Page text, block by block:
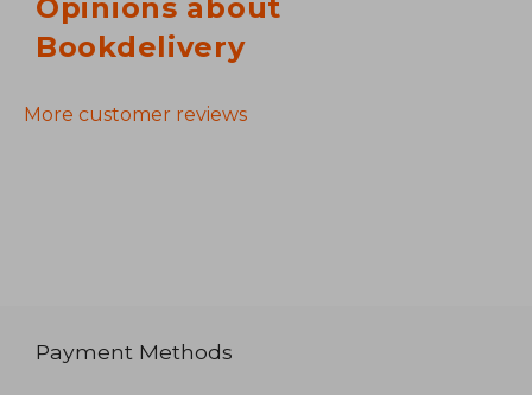
Opinions about
Bookdelivery
More customer reviews
Payment Methods